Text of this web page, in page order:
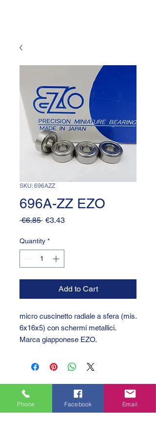
SKU: 696AZZ
696A-ZZ EZO
€6.85 Regular
€3.43Sale
Quantity *
Add to Cart
micro cuscinetto radiale a sfera (mis.
6x16x5) con schermi metallici.
Marca giapponese EZO.
Phone Facebook Email